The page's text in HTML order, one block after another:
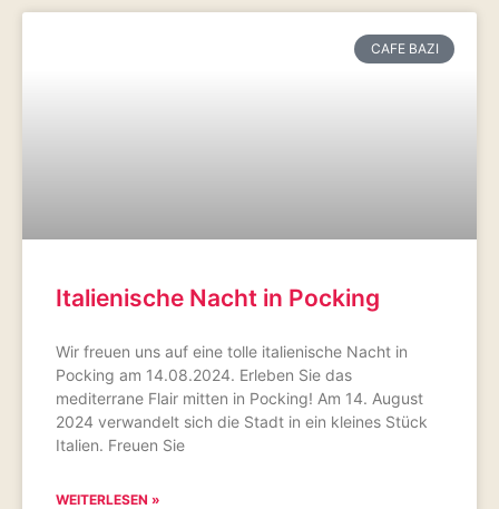
CAFE BAZI
Italienische Nacht in Pocking
Wir freuen uns auf eine tolle italienische Nacht in
Pocking am 14.08.2024. Erleben Sie das
mediterrane Flair mitten in Pocking! Am 14. August
2024 verwandelt sich die Stadt in ein kleines Stück
Italien. Freuen Sie
WEITERLESEN »